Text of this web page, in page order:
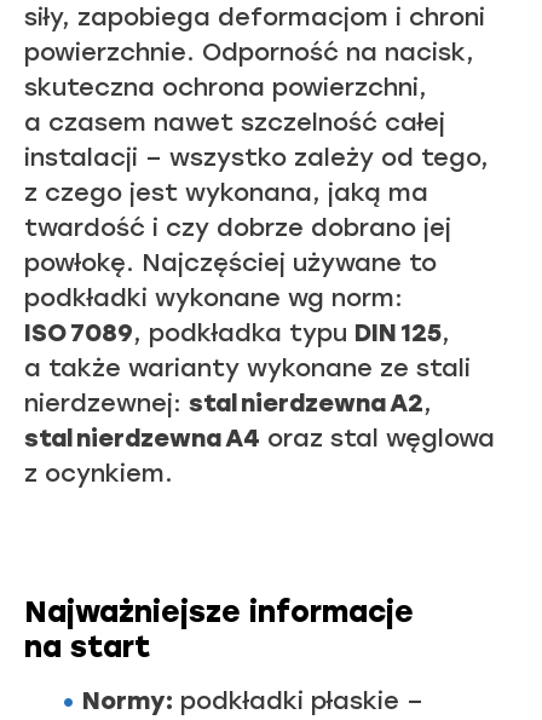
siły, zapobiega deformacjom i chroni
powierzchnie. Odporność na nacisk,
skuteczna ochrona powierzchni,
a czasem nawet szczelność całej
instalacji – wszystko zależy od tego,
z czego jest wykonana, jaką ma
twardość i czy dobrze dobrano jej
powłokę. Najczęściej używane to
podkładki wykonane wg norm:
ISO 7089, podkładka typu DIN 125,
a także warianty wykonane ze stali
nierdzewnej: stal nierdzewna A2,
stal nierdzewna A4 oraz stal węglowa
z ocynkiem.
Najważniejsze informacje
na start
Normy: podkładki płaskie –